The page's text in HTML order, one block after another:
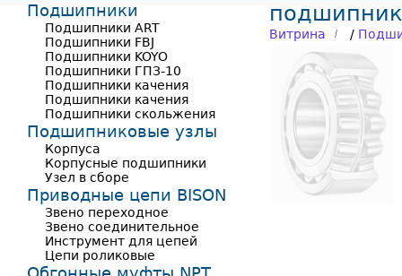
подшипник
Витрина /
Подшипники
Подшипники ART
Подшипники FBJ
Подшипники KOYO
Подшипники ГПЗ-10
Подшипники качения
Подшипники качения
Подшипники скольжения
Подшипниковые узлы
Корпуса
Корпусные подшипники
Узел в сборе
Приводные цепи BISON
Звено переходное
Звено соединительное
Инструмент для цепей
Цепи роликовые